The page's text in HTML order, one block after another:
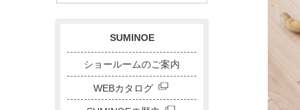
SUMINOE
ショールームのご案内
WEBカタログ